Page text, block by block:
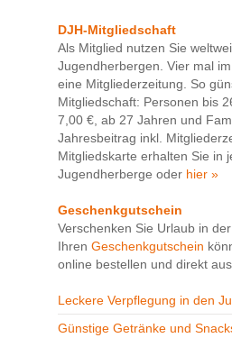
DJH-Mitgliedschaft
Als Mitglied nutzen Sie
Jugendherbergen. Vier mal
eine Mitgliederzeitung. So
Mitgliedschaft: Personen bis
7,00 €, ab 27 Jahren und
Jahresbeitrag inkl.
Mitgliedskarte erhalten Sie in
Jugendherberge oder hier »
Geschenkgutschein
Verschenken Sie Urlaub in
Ihren Geschenkgutschein
online bestellen und direkt
Leckere Verpflegung in den
Günstige Getränke und